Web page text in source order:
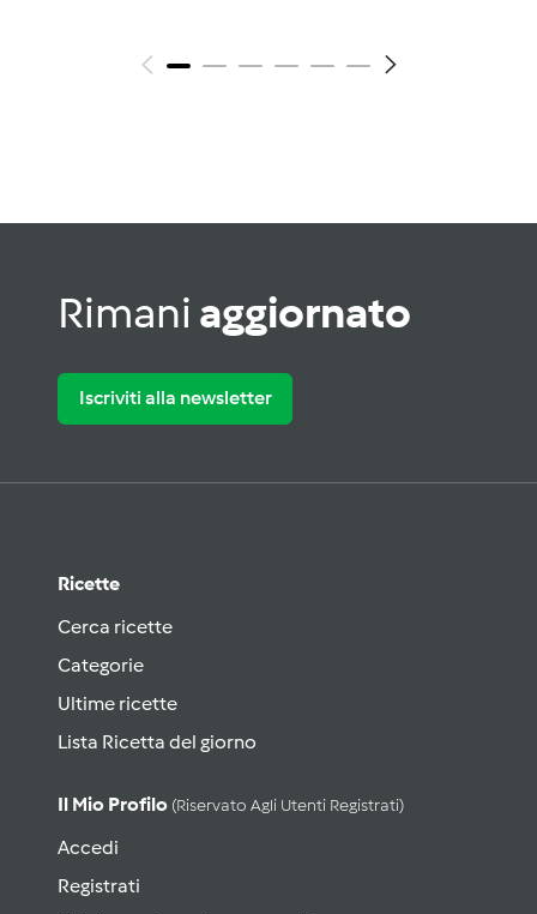
Rimani aggiornato
Iscriviti alla newsletter
Ricette
Cerca ricette
Categorie
Ultime ricette
Lista Ricetta del giorno
Il Mio Profilo (riservato Agli Utenti Registrati)
Accedi
Registrati